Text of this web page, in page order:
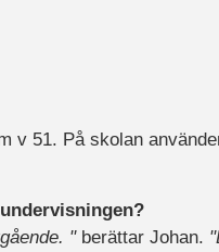
v 51. På skolan
" berättar Johan.